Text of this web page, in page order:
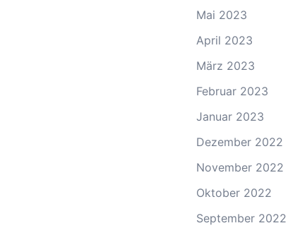
Mai 2023
April 2023
März 2023
Februar 2023
Januar 2023
Dezember 2022
November 2022
Oktober 2022
September 2022